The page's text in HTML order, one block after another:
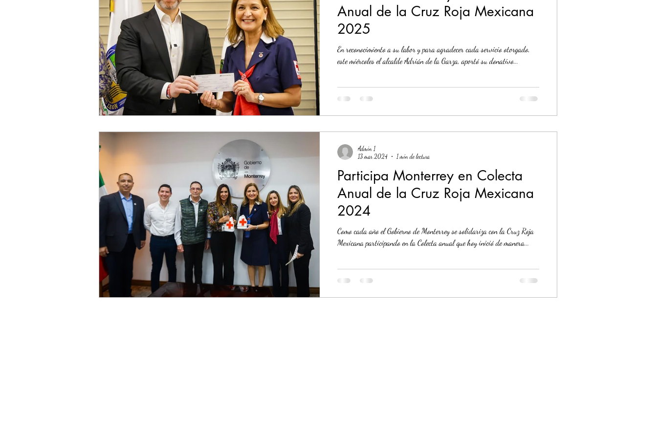
Elecciones2021NL Educación Economía Seguridad 1 enero
Anual de la Cruz Roja Mexicana
2025
En reconocimiento a su labor y para agradecer cada servicio otorgado,
este miércoles el alcalde Adrián de la Garza, aportó su donativo...
Participa Monterrey en Colecta
Anual de la Cruz Roja Mexicana
2024
Como cada año el Gobierno de Monterrey se solidariza con la Cruz Roja
Mexicana participando en la Colecta anual que hoy inició de manera...
Admin 1
13 mar 2024
1 min de lectura